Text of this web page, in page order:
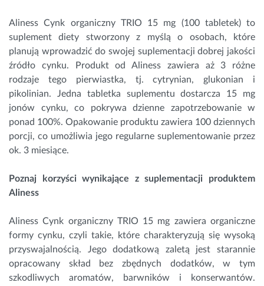
Aliness Cynk organiczny TRIO 15 mg (100 tabletek) to
suplement diety stworzony z myślą o osobach, które
planują wprowadzić do swojej suplementacji dobrej jakości
źródło cynku. Produkt od Aliness zawiera aż 3 różne
rodzaje tego pierwiastka, tj. cytrynian, glukonian i
pikolinian. Jedna tabletka suplementu dostarcza 15 mg
jonów cynku, co pokrywa dzienne zapotrzebowanie w
ponad 100%. Opakowanie produktu zawiera 100 dziennych
porcji, co umożliwia jego regularne suplementowanie przez
ok. 3 miesiące.
Poznaj korzyści wynikające z suplementacji produktem
Aliness
Aliness Cynk organiczny TRIO 15 mg zawiera organiczne
formy cynku, czyli takie, które charakteryzują się wysoką
przyswajalnością. Jego dodatkową zaletą jest starannie
opracowany skład bez zbędnych dodatków, w tym
szkodliwych aromatów, barwników i konserwantów.